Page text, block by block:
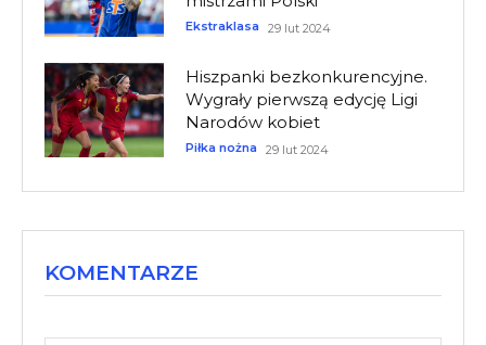
Ekstraklasa 29 lut 2024
Hiszpanki bezkonkurencyjne.
Wygrały pierwszą edycję Ligi
Narodów kobiet
Piłka nożna 29 lut 2024
KOMENTARZE